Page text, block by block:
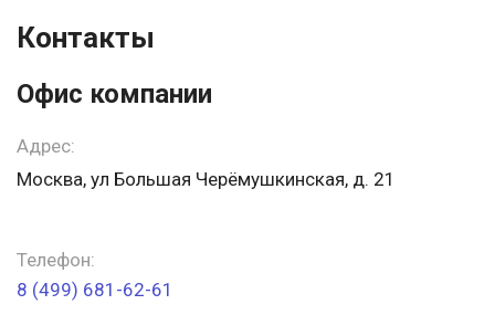
Контакты
Офис компании
Адрес:
Москва, ул Большая Черёмушкинская, д. 21
Телефон:
8 (499) 681-62-61